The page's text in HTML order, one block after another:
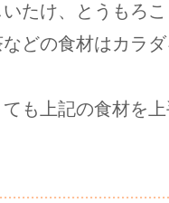
たけ、とうもろ
どの食材はカラ
も上記の食材を